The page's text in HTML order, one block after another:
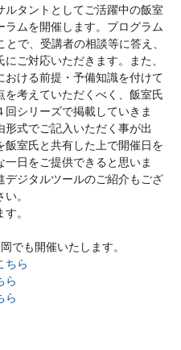
タントとしてご活躍中の飯室
ムを開催します。プログラム
で、受講者の相談等に答え、
ご対応いただきます。また、
ける前提・予備知識を付けて
考えていただくべく、飯室氏
シリーズで掲載していきま
式でご記入いただく事が出
室氏と共有した上で開催日を
日をご提供できると思いま
ジタルツールのご紹介もござ
。
。
でも開催いたします。
ちら
ら
ら